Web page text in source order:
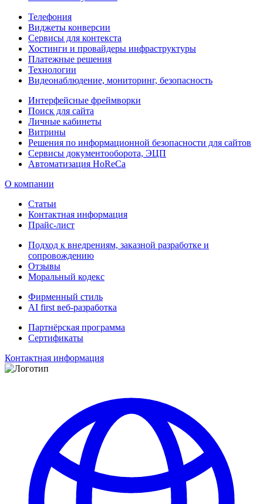
Телефония
Виджеты конверсии
Сервисы для контекста
Хостинги и провайдеры инфраструктуры
Платежные решения
Технологии
Видеонаблюдение, мониторинг, безопасность
Интерфейсные фреймворки
Поиск для сайта
Личные кабинеты
Витрины
Решения по информационной безопасности для сайтов
Сервисы документооборота, ЭЦП
Автоматизация HoReCa
О компании
Статьи
Контактная информация
Прайс-лист
Подход к внедрениям, заказной разработке и
сопровождению
Отзывы
Моральный кодекс
Фирменный стиль
AI first веб-разработка
Партнёрская программа
Сертификаты
Контактная информация